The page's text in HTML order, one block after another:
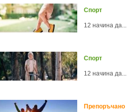
Спорт
12 начина да...
Спорт
12 начина да...
Препоръчано